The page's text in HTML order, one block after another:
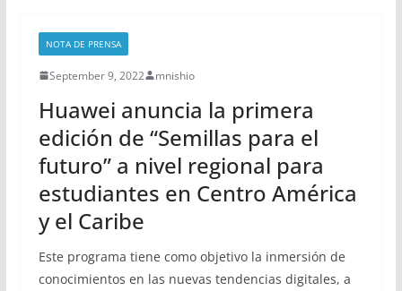
NOTA DE PRENSA
September 9, 2022 mnishio
Huawei anuncia la primera
edición de “Semillas para el
futuro” a nivel regional para
estudiantes en Centro América
y el Caribe
Este programa tiene como objetivo la inmersión de
conocimientos en las nuevas tendencias digitales, a